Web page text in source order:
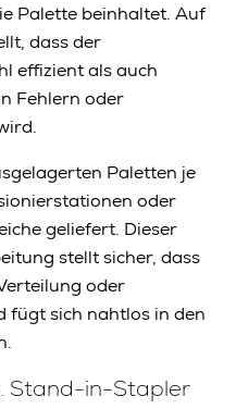
Palette beinhaltet. Auf
dass der
effizient als auch
Fehlern oder
Paletten je
oder
geliefert. Dieser
stellt sicher, dass
oder
fügt sich nahtlos in den
Stand-in-Stapler